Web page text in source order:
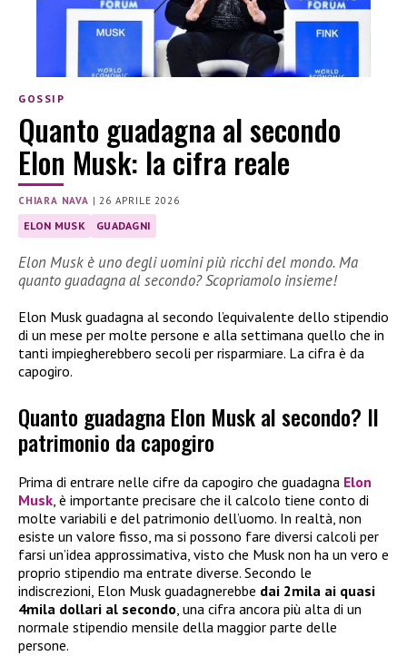
GOSSIP
Quanto guadagna al secondo
Elon Musk: la cifra reale
CHIARA NAVA |26 APRILE 2026
ELON MUSK GUADAGNI
Elon Musk è uno degli uomini più ricchi del mondo. Ma
quanto guadagna al secondo? Scopriamolo insieme!
Elon Musk guadagna al secondo l’equivalente dello stipendio
di un mese per molte persone e alla settimana quello che in
tanti impiegherebbero secoli per risparmiare. La cifra è da
capogiro.
Quanto guadagna Elon Musk al secondo? Il
patrimonio da capogiro
Prima di entrare nelle cifre da capogiro che guadagna Elon
Musk, è importante precisare che il calcolo tiene conto di
molte variabili e del patrimonio dell’uomo. In realtà, non
esiste un valore fisso, ma si possono fare diversi calcoli per
farsi un’idea approssimativa, visto che Musk non ha un vero e
proprio stipendio ma entrate diverse. Secondo le
indiscrezioni, Elon Musk guadagnerebbe dai 2mila ai quasi
4mila dollari al secondo, una cifra ancora più alta di un
normale stipendio mensile della maggior parte delle
persone.